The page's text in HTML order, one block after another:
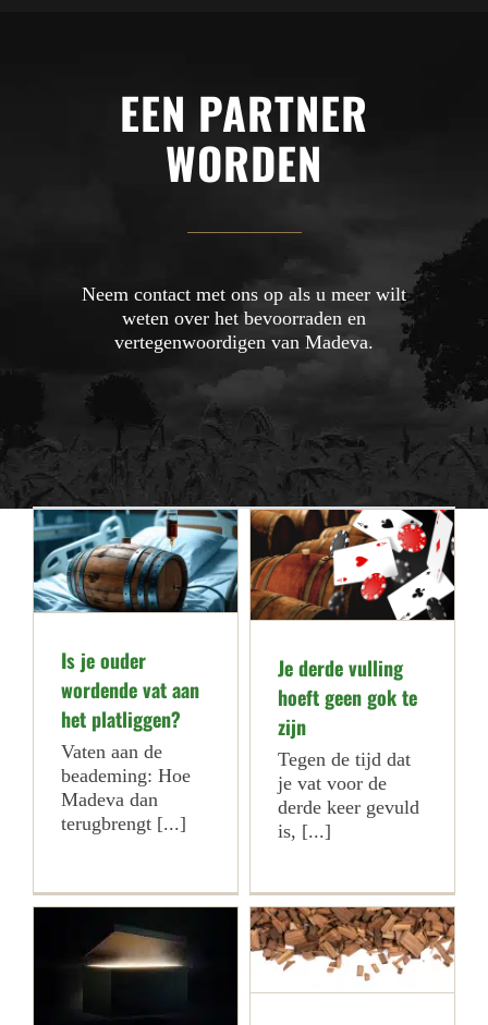
EEN PARTNER
WORDEN
Neem contact met ons op als u meer wilt
weten over het bevoorraden en
vertegenwoordigen van Madeva.
Is je ouder
wordende vat aan
het platliggen?
Vaten aan de
beademing: Hoe
Madeva dan
terugbrengt [...]
Je derde vulling
hoeft geen gok te
zijn
Tegen de tijd dat
je vat voor de
derde keer gevuld
is, [...]